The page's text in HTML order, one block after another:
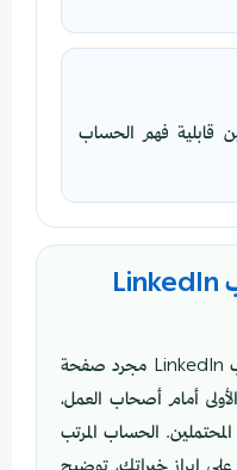
قابلية فهم الحساب
ما هي خدمة تطوير حساب LinkedIn
في سوق العمل اليوم، لم يعد حساب LinkedIn مجرد صفحة
أمام أصحاب العمل،
الحساب المرتب